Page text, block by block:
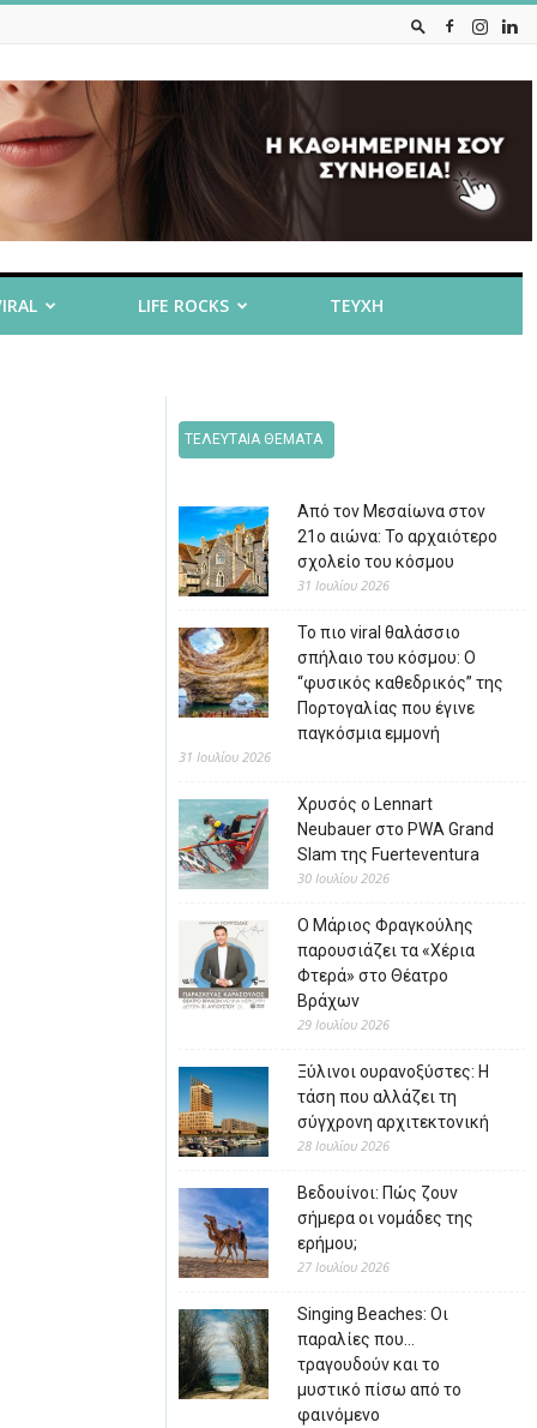
LIFE ROCKS ΤΕΥΧΗ
ΤΕΛΕΥΤΑΙΑ ΘΕΜΑΤΑ
Από τον Μεσαίωνα στον
21ο αιώνα: Το αρχαιότερο
σχολείο του κόσμου
31 Ιουλίου 2026
Το πιο viral θαλάσσιο
σπήλαιο του κόσμου: Ο
“φυσικός καθεδρικός” της
Πορτογαλίας που έγινε
παγκόσμια εμμονή
31 Ιουλίου 2026
Χρυσός ο Lennart
Neubauer στο PWA Grand
Slam της Fuerteventura
30 Ιουλίου 2026
Ο Μάριος Φραγκούλης
παρουσιάζει τα «Χέρια
Φτερά» στο Θέατρο
Βράχων
29 Ιουλίου 2026
Ξύλινοι ουρανοξύστες: Η
τάση που αλλάζει τη
σύγχρονη αρχιτεκτονική
28 Ιουλίου 2026
Βεδουίνοι: Πώς ζουν
σήμερα οι νομάδες της
ερήμου;
27 Ιουλίου 2026
Singing Beaches: Οι
παραλίες που…
τραγουδούν και το
μυστικό πίσω από το
φαινόμενο